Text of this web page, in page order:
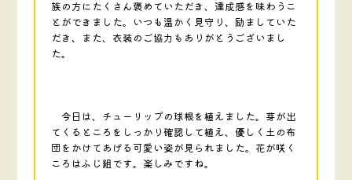
族の方にたくさん褒めていただき、達成感を味わうこ
とができました。いつも温かく見守り、励ましていた
だき、また、衣装のご協力もありがとうございまし
た。
今日は、チューリップの球根を植えました。芽が出
てくるところをしっかり確認して植え、優しく土の布
団をかけてあげる可愛い姿が見られました。花が咲く
ころはふじ組です。楽しみですね。